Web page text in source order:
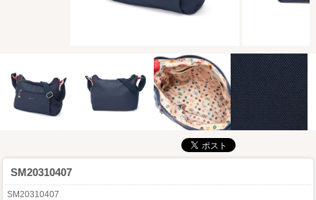
SM20310407
SM20310407